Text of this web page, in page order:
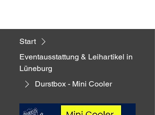
Start
Eventausstattung & Leihartikel in
Lüneburg
Durstbox - Mini Cooler